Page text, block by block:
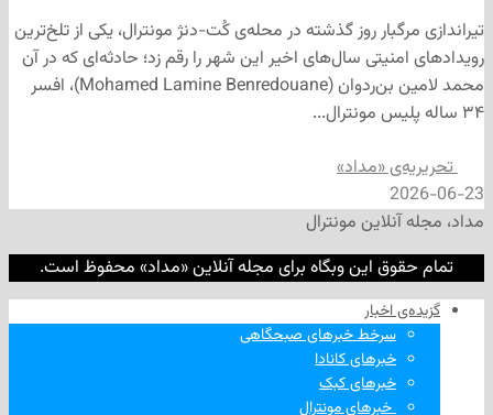
روز گذشته در محله‌ی کُت-دنژ مونترال، یکی از تلخ‌ترین
سال‌های اخیر این شهر را رقم زد؛ حادثه‌ای که در آن
محمد لامین بن‌ردوان (Mohamed Lamine Benredouane)، افسر
«مداد»
مونترال
این وبگاه برای مجله آنلاین «مداد» محفوظ است.
اخبار
سرخط خبرهای صبحگاهی
خبرهای کانادا
خبرهای کبک
‌ خبرهای مونترال